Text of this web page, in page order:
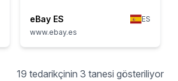
eBay ES
ES
www.ebay.es
19 tedarikçinin 3 tanesi gösteriliyor